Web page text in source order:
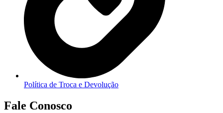
Política de Troca e Devolução
Fale Conosco